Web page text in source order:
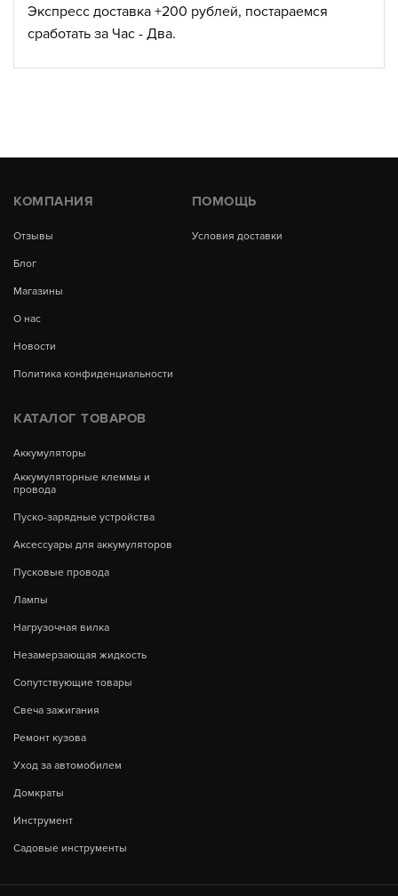
Экспресс доставка +200 рублей, постараемся
сработать за Час - Два.
КОМПАНИЯ
Отзывы
Блог
Магазины
О нас
Новости
Политика конфиденциальности
ПОМОЩЬ
Условия доставки
КАТАЛОГ ТОВАРОВ
Аккумуляторы
Аккумуляторные клеммы и
провода
Пуско-зарядные устройства
Аксессуары для аккумуляторов
Пусковые провода
Лампы
Нагрузочная вилка
Незамерзающая жидкость
Сопутствующие товары
Свеча зажигания
Ремонт кузова
Уход за автомобилем
Домкраты
Инструмент
Садовые инструменты